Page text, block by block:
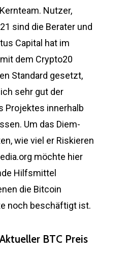
Nutzer,
sind die Berater und
Capital hat im
dem Crypto20
Standard gesetzt,
sehr gut der
Projektes innerhalb
Um das Diem-
wie viel er Riskieren
möchte hier
Hilfsmittel
die Bitcoin
noch beschäftigt ist.
BTC Preis